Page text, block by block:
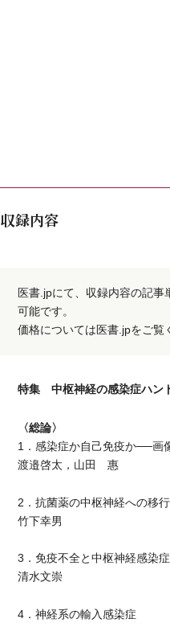
収録内容
医書.jpにて、収録内容の記事
可能です。
価格については医書.jpをご覧
特集 中枢神経の感染症ハン
〈総論〉
1．感染症か自己免疫か──画
渡邉啓太，山田 惠
2．抗菌薬の中枢神経への移
竹下幸男
3．免疫不全と中枢神経感染症
清水文崇
4．神経系の輸入感染症